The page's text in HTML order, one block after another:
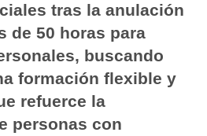
tras la anulación
de 50 horas para
buscando
formación flexible y
refuerce la
personas con